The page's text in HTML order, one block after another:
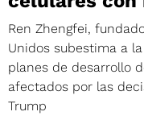
Ren Zhengfei,
Unidos subestima a
planes de desarrollo
afectados por las
Trump